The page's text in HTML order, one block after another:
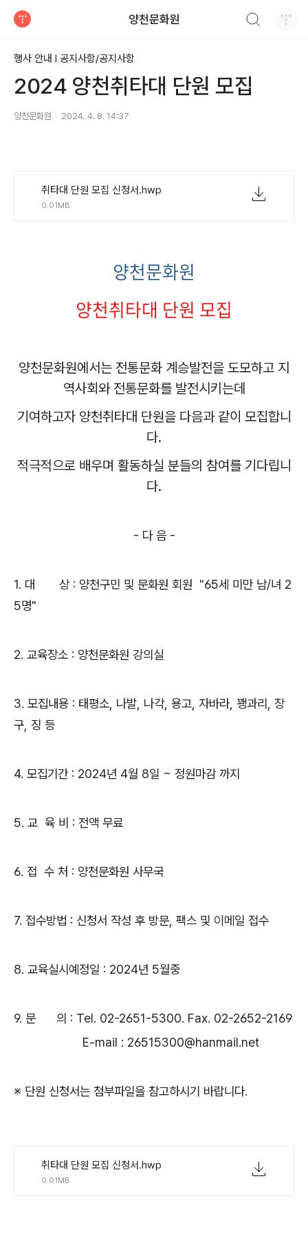
양천문화원
행사 안내 Ι 공지사항/공지사항
2024 양천취타대 단원 모집
양천문화원 2024. 4. 8. 14:37
취타대 단원 모집 신청서.hwp
0.01MB
양천문화원
양천취타대 단원 모집
양천문화원에서는 전통문화 계승발전을 도모하고 지
역사회와 전통문화를 발전시키는데
기여하고자 양천취타대 단원을 다음과 같이 모집합니
다.
적극적으로 배우며 활동하실 분들의 참여를 기다립니
다.
- 다 음 -
1. 대 상 : 양천구민 및 문화원 회원 "65세 미만 남/녀 2
5명"
2. 교육장소 : 양천문화원 강의실
3. 모집내용 : 태평소, 나발, 나각, 용고, 자바라, 꽹과리 , 장
구, 징 등
4. 모집기간 : 2024년 4월 8일 ~ 정원마감 까지
5. 교 육 비 : 전액 무료
6. 접 수 처 : 양천문화원 사무국
7. 접수방법 : 신청서 작성 후 방문, 팩스 및 이메일 접수
8. 교육실시예정일 : 2024년 5월중
9. 문 의 : Tel. 02-2651-5300. Fax. 02-2652-2169
E-mail : 26515300@hanmail.net
※ 단원 신청서는 첨부파일을 참고하시기 바랍니다.
취타대 단원 모집 신청서.hwp
0.01MB